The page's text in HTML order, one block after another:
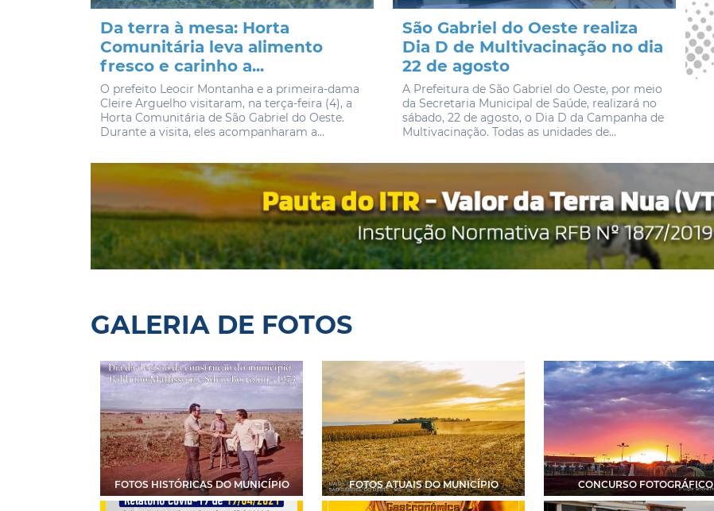
Da terra à mesa: Horta
Comunitária leva alimento
fresco e carinho a...
O prefeito Leocir Montanha e a primeira-dama
Cleire Arguelho visitaram, na terça-feira (4), a
Horta Comunitária de São Gabriel do Oeste.
Durante a visita, eles acompanharam a...
São Gabriel do Oeste realiza
Dia D de Multivacinação no dia
22 de agosto
A Prefeitura de São Gabriel do Oeste, por meio
da Secretaria Municipal de Saúde, realizará no
sábado, 22 de agosto, o Dia D da Campanha de
Multivacinação. Todas as unidades de...
GALERIA DE FOTOS
FOTOS HISTÓRICAS DO MUNICÍPIO FOTOS ATUAIS DO MUNICÍPIO CONCURSO FOTOGRÁFICO